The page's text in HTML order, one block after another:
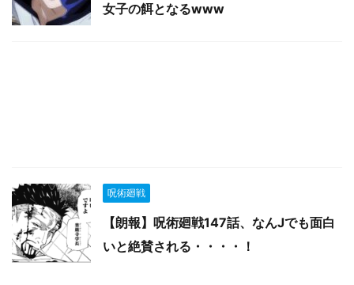
女子の餌となるwww
呪術廻戦
【朗報】呪術廻戦147話、なんJでも面白
いと絶賛される・・・・！